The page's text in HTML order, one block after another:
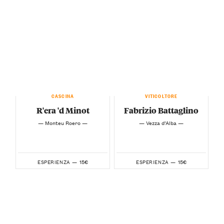
CASCINA
R'era 'd Minot
— Monteu Roero —
ESPERIENZA — 15€
VITICOLTORE
Fabrizio Battaglino
— Vezza d’Alba —
ESPERIENZA — 15€